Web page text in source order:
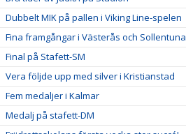
Dubbelt MIK på pallen i Viking Line-spelen
Fina framgångar i Västerås och Sollentuna
Final på Stafett-SM
Vera följde upp med silver i Kristianstad
Fem medaljer i Kalmar
Medalj på stafett-DM